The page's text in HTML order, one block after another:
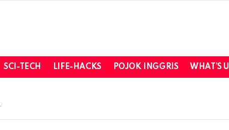
SCI-TECH LIFE-HACKS POJOK INGGRIS WHAT’S